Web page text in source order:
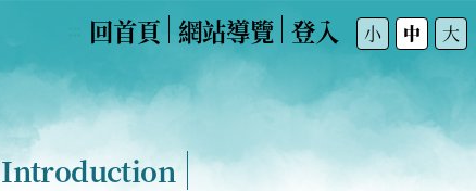
回首頁 網站導覽 登入 小 中 大
Introduction